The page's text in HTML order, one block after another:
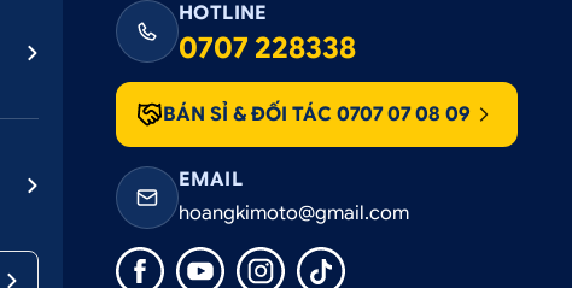
âm thanh trong các dòng màn hình ô tô. Màn hình Android
kênh giúp bạn có thể tùy chỉnh chất lượng âm thanh phù hợp
phút giải trí êm đềm, trọn vẹn hơn giúp giải tỏa căng thẳng khi
HOTLINE
0707 228338
BÁN SỈ & ĐỐI TÁC 0707 07 08 09
EMAIL
hoangkimoto@gmail.com